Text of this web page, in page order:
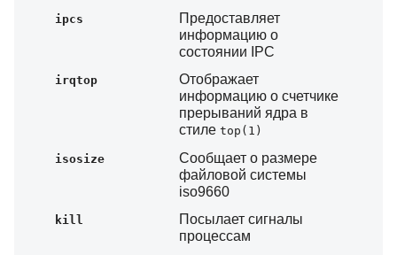
ipcs
Предоставляет
информацию о
состоянии IPC
irqtop
Отображает
информацию о счетчике
прерываний ядра в
стиле top(1)
isosize
Сообщает о размере
файловой системы
iso9660
kill
Посылает сигналы
процессам